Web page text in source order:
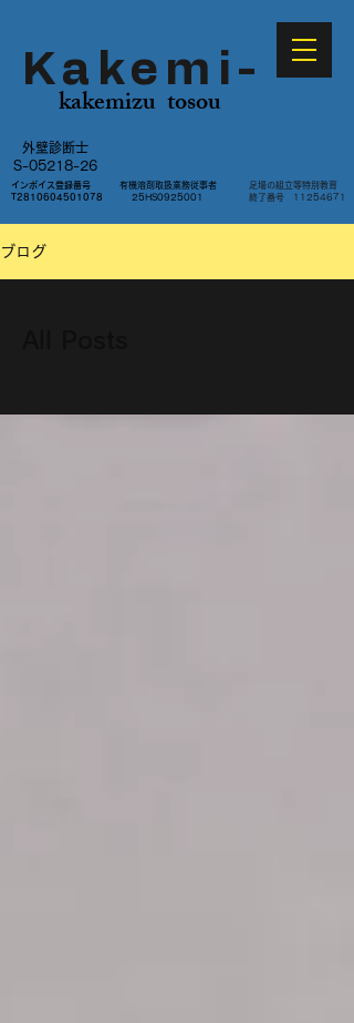
Kakemi-​
kakemizu tosou
外壁診断士
​S-05218-26​​​
​有機溶剤取扱業務従事者
​​25HS0925001
足場の組立等特別教育
​終了番号 11254671
​インボイス登録番号
​T2810604501078
ブログ